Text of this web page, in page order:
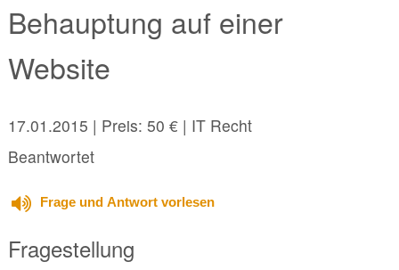
Behauptung auf einer
Website
17.01.2015 | Preis: 50 € | IT Recht
Beantwortet
Frage und Antwort vorlesen
Fragestellung